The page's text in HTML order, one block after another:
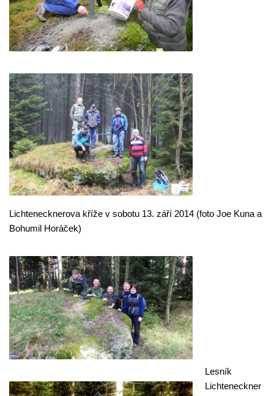
Lichtenecknerova kříže v sobotu 13. září 2014 (foto Joe Kuna a
Bohumil Horáček)
Lesník
Lichteneckner